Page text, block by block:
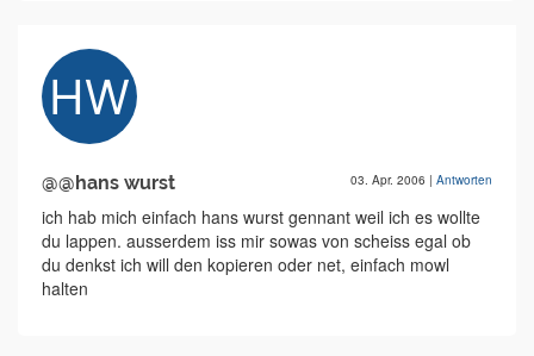
@@hans wurst 03. Apr. 2006 | Antworten
ich hab mich einfach hans wurst gennant weil ich es wollte
du lappen. ausserdem iss mir sowas von scheiss egal ob
du denkst ich will den kopieren oder net, einfach mowl
halten